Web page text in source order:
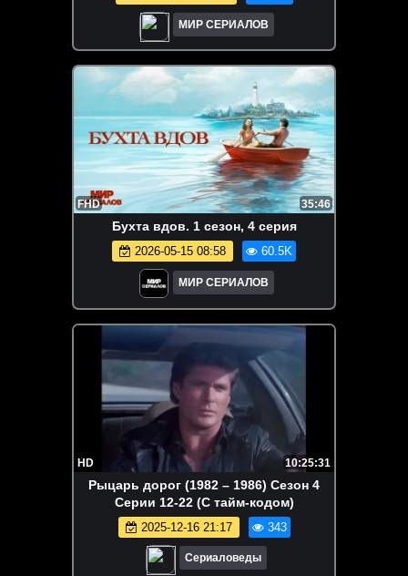
МИР СЕРИАЛОВ
FHD 35:46
Бухта вдов. 1 сезон, 4 серия
2026-05-15 08:58 60.5K
МИР СЕРИАЛОВ
HD 10:25:31
Рыцарь дорог (1982 – 1986) Сезон 4
Серии 12-22 (С тайм-кодом)
2025-12-16 21:17 343
Сериаловеды